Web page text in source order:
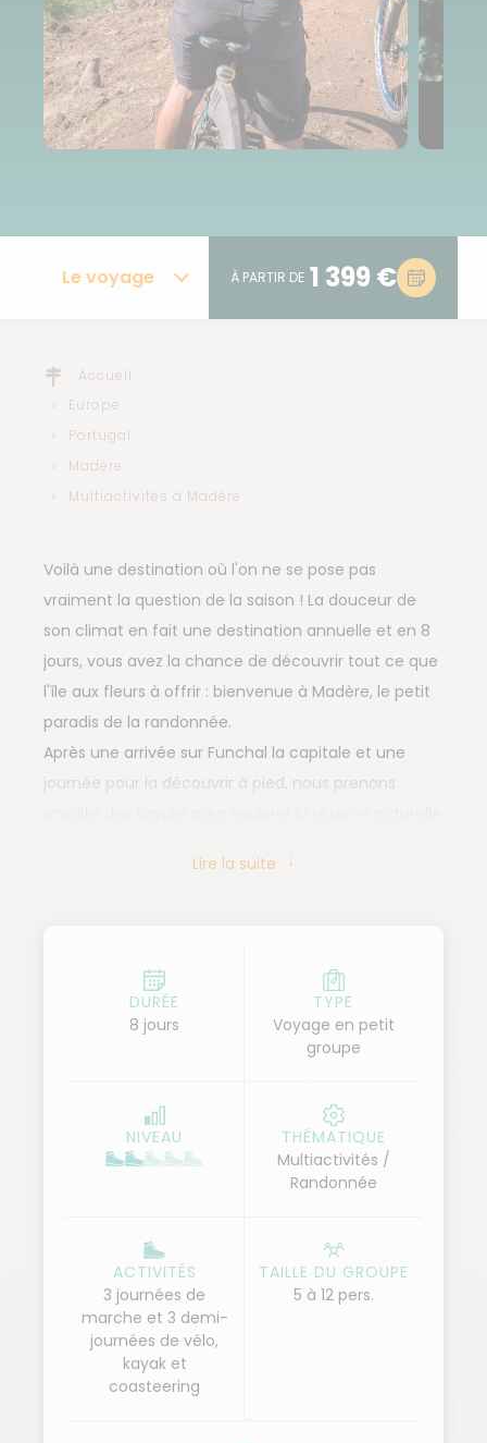
Le voyage À PARTIR DE 1 399 €
Accueil
Europe
Portugal
Madère
Multiactivités à Madère
Voilà une destination où l'on ne se pose pas
vraiment la question de la saison ! La douceur de
son climat en fait une destination annuelle et en 8
jours, vous avez la chance de découvrir tout ce que
l'île aux fleurs à offrir : bienvenue à Madère, le petit
paradis de la randonnée.
Après une arrivée sur Funchal la capitale et une
journée pour la découvrir à pied, nous prenons
l'extrémité est de l'île sur la Pointe Sao Lourenço, à
dans une levada, puis de traverser des Picos,
ambiance montagne avec notre objectif le point
culminant de l'île : le Pico Ruivo à 1 861 mètres.
Entre mer et montagne, nous gagnons ensuite la
ensemble de petites cascades dans un
environnement luxuriant avant de revenir sur
Funchal pour clore ce séjour de découverte active
Lire la suite
DURÉE
8 jours
TYPE
Voyage en petit
groupe
NIVEAU
THÉMATIQUE
Multiactivités /
Randonnée
ACTIVITÉS
3 journées de
marche et 3 demi-
journées de vélo,
kayak et
coasteering
TAILLE DU GROUPE
5 à 12 pers.